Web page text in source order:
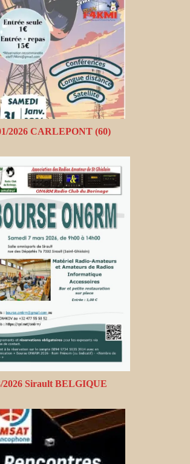
2026 CARLEPONT (60)
2026 Sirault BELGIQUE